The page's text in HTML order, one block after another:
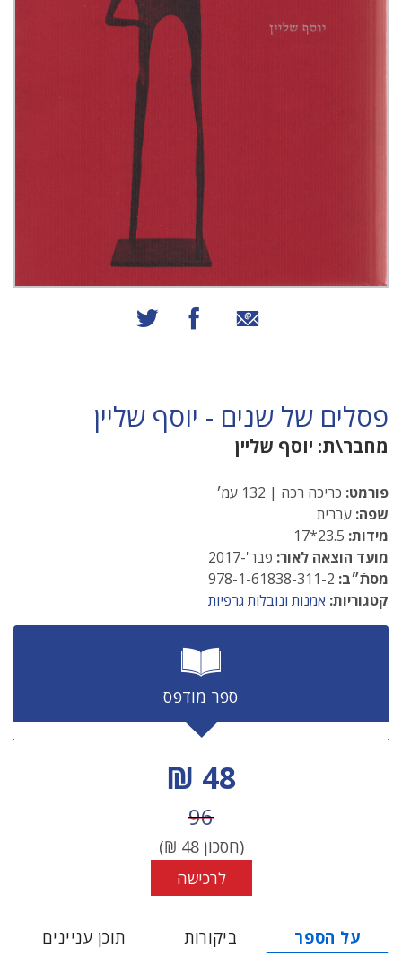
שיתוף באמצעות אימייל
שיתוף בפייסבוק
פסלים של שנים - יוסף שליין
מחבר\ת: יוסף שליין
פורמט: כריכה רכה | 132 עמ׳
שפה: עברית
מידות:
מועד הוצאה לאור: פבר'-2017
מסתֿ״ב:
קטגוריות: אמנות ונובלות גרפיות
ספר מודפס
מחיר הנחה
48 ₪
מחיר לפני הנחה
96
(חסכון48
₪)
לרכישה
על הספר ביקורות תוכן עניינים